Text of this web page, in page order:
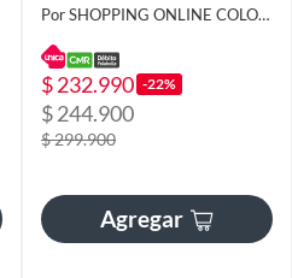
Por SHOPPING ONLINE COLOMBIA SAS
$ 232.990 -22%
$ 244.900
$ 299.900
Agregar